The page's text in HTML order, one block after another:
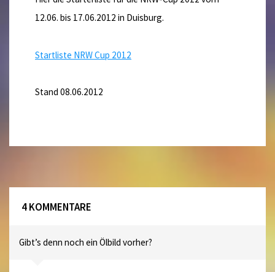
12.06. bis 17.06.2012 in Duisburg.
Startliste NRW Cup 2012
Stand 08.06.2012
4 KOMMENTARE
Gibt’s denn noch ein Ölbild vorher?